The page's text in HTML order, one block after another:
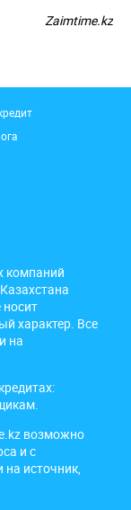
Zaimtime.kz
компаний
характер. Все
на
возможно
и с
источник,